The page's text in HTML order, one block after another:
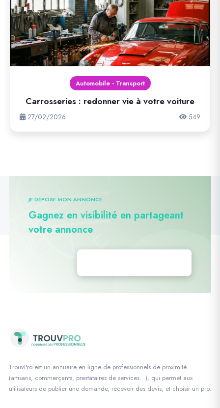
Automobile - Transport
Carrosseries : redonner vie à votre voiture
27/02/2026 549
JE DÉPOSE MON ANNONCE
Gagnez en visibilité en partageant
votre annonce
TrouvPro est un annuaire en ligne de professionnels de proximité
(artisans, commerçants, prestataires de services…), qui permet aux
utilisateurs de publier une demande, recevoir des devis, et choisir un pro.